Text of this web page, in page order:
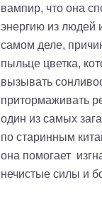
вампир, что она
энергию из людей
самом деле,
пыльце цветка,
вызывать
притормаживать
один из самых
по старинным
она помогает
нечистые силы и